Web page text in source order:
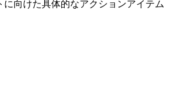
に向けた具体的なアクションアイテム